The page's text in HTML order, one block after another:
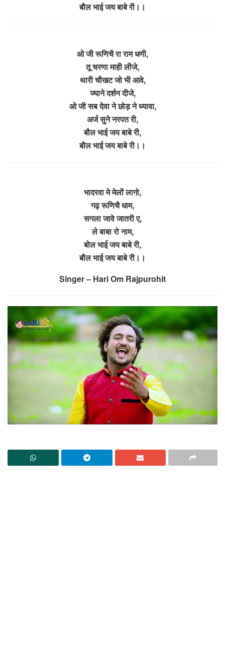
बौल भाई जय बाबे री।।
ओ जी रूणिचै रा राम धणी,
तू चरणा माही लीजे,
थारी चौखट जो भी आवे,
ज्याने दर्शन दीजे,
ओ जी सब देवा ने छोड़ ने ध्यावा,
अर्ज सुने नरपत री,
बौल भाई जय बाबे री,
बौल भाई जय बाबे री।।
भादरवा मे मेलों लागो,
गढ़ रूणिचै धाम,
सगला जावे जातरी ए,
ले बाबा रो नाम,
बोल भाई जय बाबे री,
बौल भाई जय बाबे री।।
Singer – Hari Om Rajpurohit